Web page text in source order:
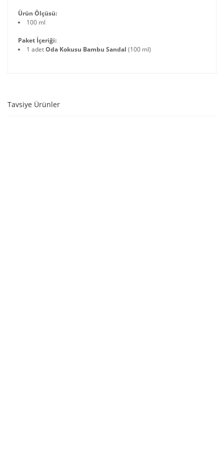
Ürün Ölçüsü:
100 ml
Paket İçeriği:
1 adetOda Kokusu Bambu Sandal (100 ml)
Tavsiye Ürünler